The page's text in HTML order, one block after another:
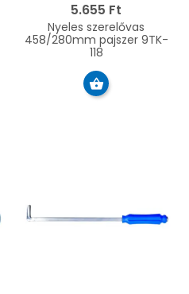
5.655 Ft
Nyeles szerelővas
458/280mm pajszer 9TK-
118